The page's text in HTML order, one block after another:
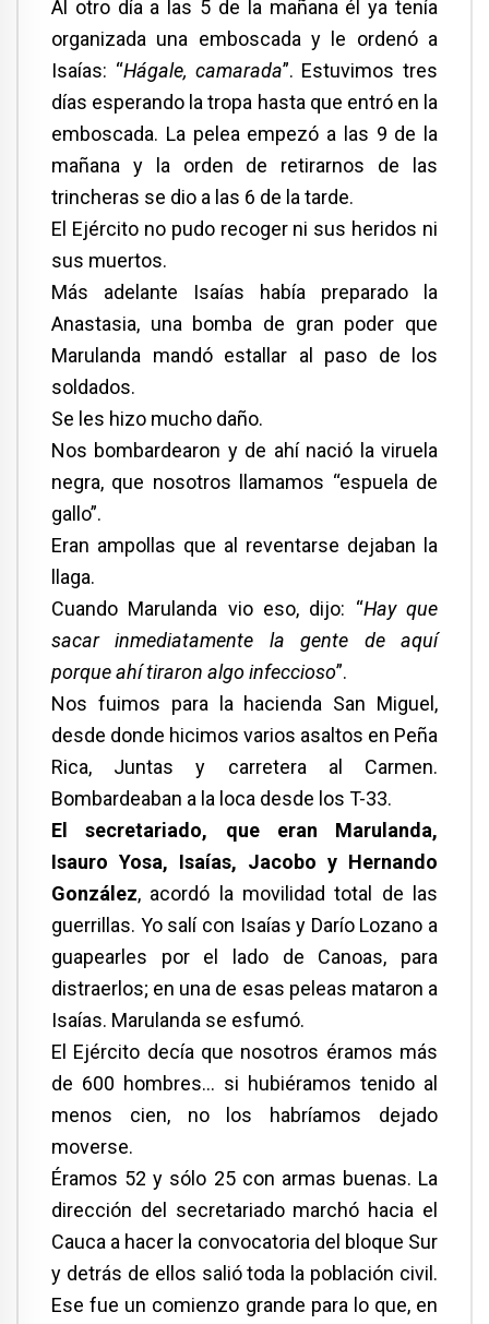
Al otro día a las 5 de la mañana él ya tenía
organizada una emboscada y le ordenó a
Isaías: “Hágale, camarada”. Estuvimos tres
días esperando la tropa hasta que entró en la
emboscada. La pelea empezó a las 9 de la
mañana y la orden de retirarnos de las
trincheras se dio a las 6 de la tarde.
El Ejército no pudo recoger ni sus heridos ni
sus muertos.
Más adelante Isaías había preparado la
Anastasia, una bomba de gran poder que
Marulanda mandó estallar al paso de los
soldados.
Se les hizo mucho daño.
Nos bombardearon y de ahí nació la viruela
negra, que nosotros llamamos “espuela de
gallo”.
Eran ampollas que al reventarse dejaban la
llaga.
Cuando Marulanda vio eso, dijo: “Hay que
sacar inmediatamente la gente de aquí
porque ahí tiraron algo infeccioso”.
Nos fuimos para la hacienda San Miguel,
desde donde hicimos varios asaltos en Peña
Rica, Juntas y carretera al Carmen.
Bombardeaban a la loca desde los T-33.
El secretariado, que eran Marulanda,
Isauro Yosa, Isaías, Jacobo y Hernando
González, acordó la movilidad total de las
guerrillas. Yo salí con Isaías y Darío Lozano a
guapearles por el lado de Canoas, para
distraerlos; en una de esas peleas mataron a
Isaías. Marulanda se esfumó.
El Ejército decía que nosotros éramos más
de 600 hombres… si hubiéramos tenido al
menos cien, no los habríamos dejado
moverse.
Éramos 52 y sólo 25 con armas buenas. La
dirección del secretariado marchó hacia el
Cauca a hacer la convocatoria del bloque Sur
y detrás de ellos salió toda la población civil.
Ese fue un comienzo grande para lo que, en